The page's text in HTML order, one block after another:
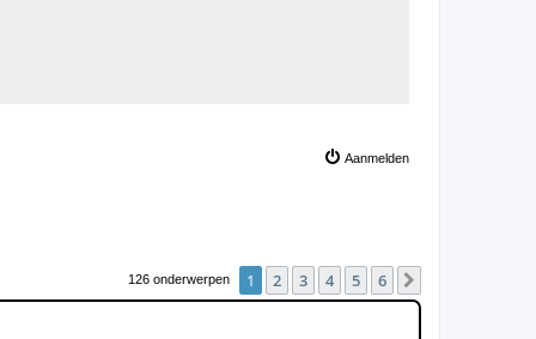
Aanmelden
126 onderwerpen 1 2 3 4 5 6